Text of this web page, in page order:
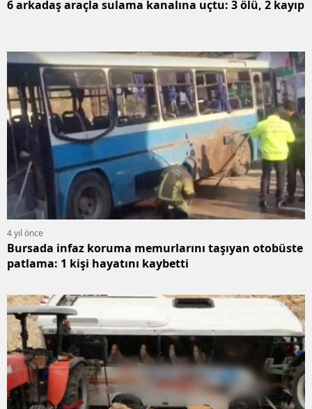
6 arkadaş araçla sulama kanalına uçtu: 3 ölü, 2 kayıp
4 yıl önce
Bursada infaz koruma memurlarını taşıyan otobüste
patlama: 1 kişi hayatını kaybetti